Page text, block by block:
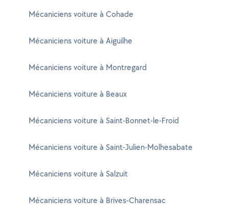
Mécaniciens voiture à Cohade
Mécaniciens voiture à Aiguilhe
Mécaniciens voiture à Montregard
Mécaniciens voiture à Beaux
Mécaniciens voiture à Saint-Bonnet-le-Froid
Mécaniciens voiture à Saint-Julien-Molhesabate
Mécaniciens voiture à Salzuit
Mécaniciens voiture à Brives-Charensac